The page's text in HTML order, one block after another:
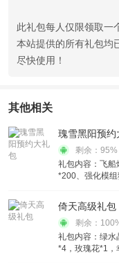
此礼包每人仅限领取一
本站提供的所有礼包均
尽快使用！
其他相关
瑰雪黑阳预约
剩余：95%
礼包内容：飞
*200、强化模
倚天高级礼包
剩余：
礼包内容：绿水
*4，玫瑰花*1，